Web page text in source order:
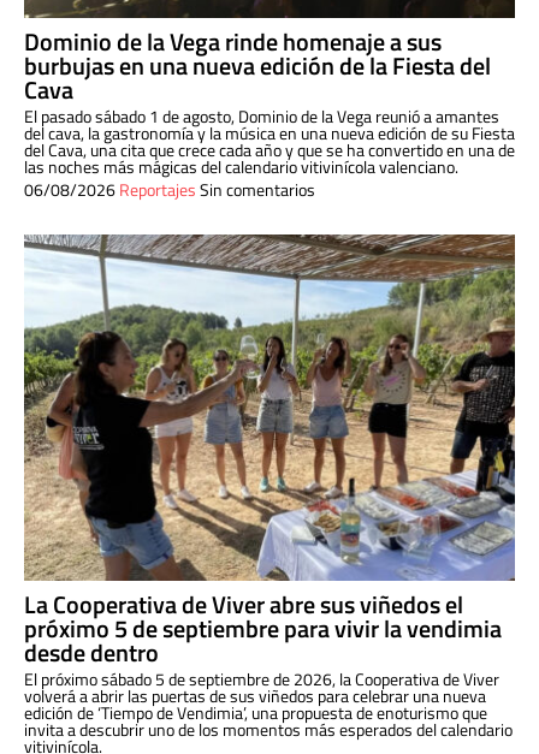
Dominio de la Vega rinde homenaje a sus
burbujas en una nueva edición de la Fiesta del
Cava
El pasado sábado 1 de agosto, Dominio de la Vega reunió a amantes
del cava, la gastronomía y la música en una nueva edición de su Fiesta
del Cava, una cita que crece cada año y que se ha convertido en una de
las noches más mágicas del calendario vitivinícola valenciano.
06/08/2026ReportajesSin comentarios
La Cooperativa de Viver abre sus viñedos el
próximo 5 de septiembre para vivir la vendimia
desde dentro
El próximo sábado 5 de septiembre de 2026, la Cooperativa de Viver
volverá a abrir las puertas de sus viñedos para celebrar una nueva
edición de ‘Tiempo de Vendimia’, una propuesta de enoturismo que
invita a descubrir uno de los momentos más esperados del calendario
vitivinícola.